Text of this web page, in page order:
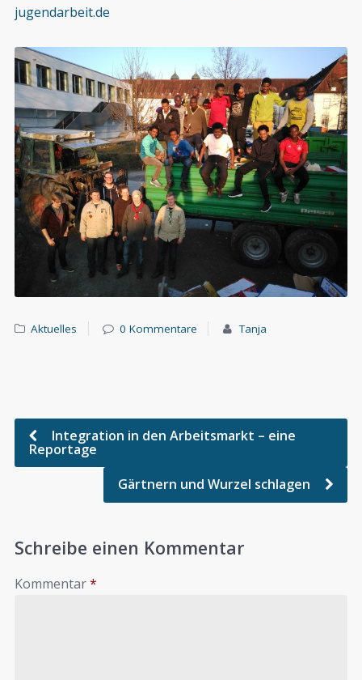
jugendarbeit.de
Aktuelles 0 Kommentare Tanja
Integration in den Arbeitsmarkt – eine
Reportage
Gärtnern und Wurzel schlagen
Schreibe einen Kommentar
Kommentar*